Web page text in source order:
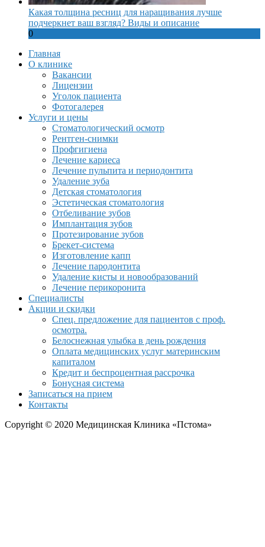
Какая толщина ресниц для наращивания лучше
подчеркнет ваш взгляд? Виды и описание
0
Главная
О клинике
Вакансии
Лицензии
Уголок пациента
Фотогалерея
Услуги и цены
Стоматологический осмотр
Рентген-снимки
Профгигиена
Лечение кариеса
Лечение пульпита и периодонтита
Удаление зуба
Детская стоматология
Эстетическая стоматология
Отбеливание зубов
Имплантация зубов
Протезирование зубов
Брекет-система
Изготовление капп
Лечение пародонтита
Удаление кисты и новообразований
Лечение перикоронита
Специалисты
Акции и скидки
Спец. предложение для пациентов с проф.
осмотра.
Белоснежная улыбка в день рождения
Оплата медицинских услуг материнским
капиталом
Кредит и беспроцентная рассрочка
Бонусная система
Записаться на прием
Контакты
Copyright © 2020 Медицинская Клиника «Пстома»